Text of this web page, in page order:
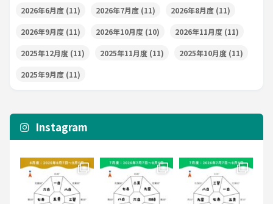
2026年6月度 (11) 2026年7月度 (11) 2026年8月度 (11)
2026年9月度 (11) 2026年10月度 (10) 2026年11月度 (11)
2025年12月度 (11) 2025年11月度 (11) 2025年10月度 (11)
2025年9月度 (11)
Instagram